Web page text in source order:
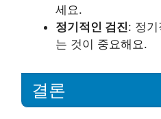
세요.
정기적인 검진: 정
는 것이 중요해요.
결론